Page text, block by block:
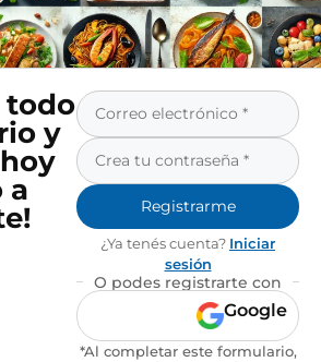
todo
y
a
Registrarme
¿Ya tenés cuenta? Iniciar
sesión
O podes registrarte con
Google
*Al completar este formulario,